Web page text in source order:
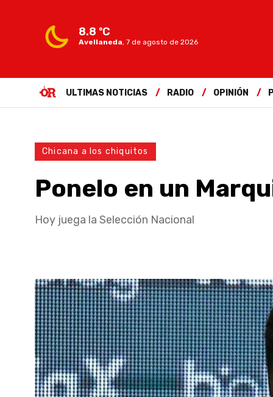
8.8 ºC
Avellaneda, 7 de agosto de 2026
ULTIMAS NOTICIAS RADIO OPINIÓN
Chicana a los chiquitos
Ponelo en un
Hoy juega la Selección Nacional